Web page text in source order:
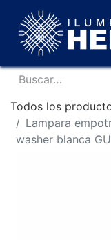
Todos los
Lampara
washer blanca